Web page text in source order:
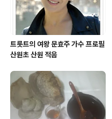
트롯트의 여왕 문효주 가수 프로필
산원초 산원 적음